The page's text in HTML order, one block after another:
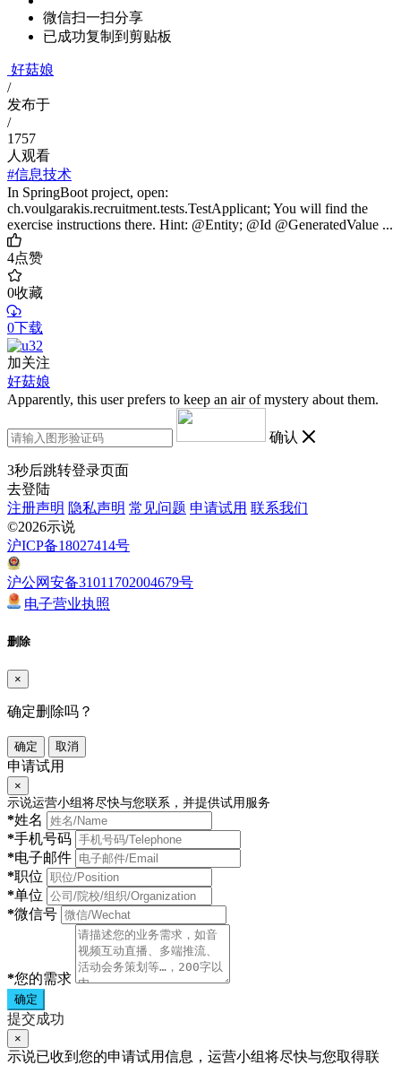
微信扫一扫分享
已成功复制到剪贴板
好菇娘
/
发布于
/
1757
人观看
#信息技术
In SpringBoot project, open:
ch.voulgarakis.recruitment.tests.TestApplicant; You will find the
exercise instructions there. Hint: @Entity; @Id @GeneratedValue ...
4点赞
0收藏
0下载
加关注
好菇娘
Apparently, this user prefers to keep an air of mystery about them.
确认
3秒后跳转登录页面
去登陆
注册声明 隐私声明 常见问题 申请试用 联系我们
©2026示说
沪ICP备18027414号
沪公网安备31011702004679号
电子营业执照
删除
×
确定删除吗？
确定 取消
申请试用
×
示说运营小组将尽快与您联系，并提供试用服务
*姓名
*手机号码
*电子邮件
*职位
*单位
*微信号
*您的需求
确定
提交成功
×
示说已收到您的申请试用信息，运营小组将尽快与您取得联